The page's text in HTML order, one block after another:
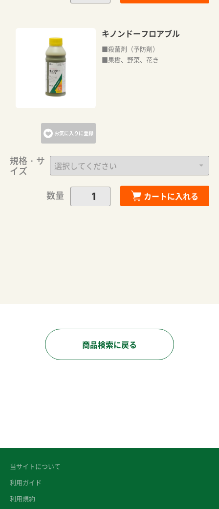
お気に入りに登録
キノンドーフロアブル
■殺菌剤（予防剤）
■果樹、野菜、花き
規格・サ
イズ
数量
カートに入れる
お買い物を続ける
商品検索に戻る
当サイトについて
利用ガイド
利用規約